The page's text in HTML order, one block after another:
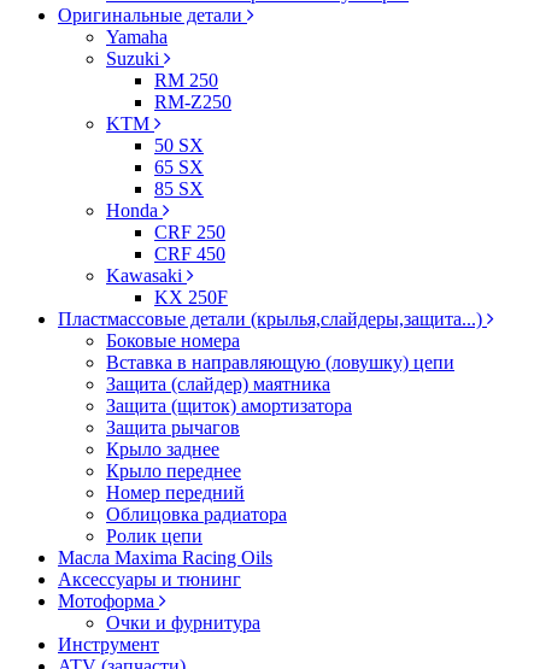
Оригинальные детали
Yamaha
Suzuki
RM 250
RM-Z250
KTM
50 SX
65 SX
85 SX
Honda
CRF 250
CRF 450
Kawasaki
KX 250F
Пластмассовые детали (крылья,слайдеры,защита...)
Боковые номера
Вставка в направляющую (ловушку) цепи
Защита (слайдер) маятника
Защита (щиток) амортизатора
Защита рычагов
Крыло заднее
Крыло переднее
Номер передний
Облицовка радиатора
Ролик цепи
Масла Maxima Racing Oils
Аксессуары и тюнинг
Мотоформа
Очки и фурнитура
Инструмент